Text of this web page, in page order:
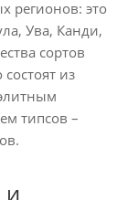
регионов: это
Ува, Канди,
сортов
из
типсов –
и